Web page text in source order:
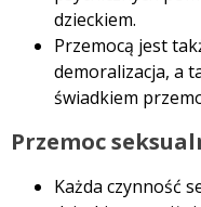
dzieckiem.
Przemocą jest
demoralizacja, a
świadkiem
Przemoc
Każda czynność